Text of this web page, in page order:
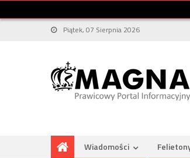
Piątek, 07 Sierpnia 2026
Wiadomości